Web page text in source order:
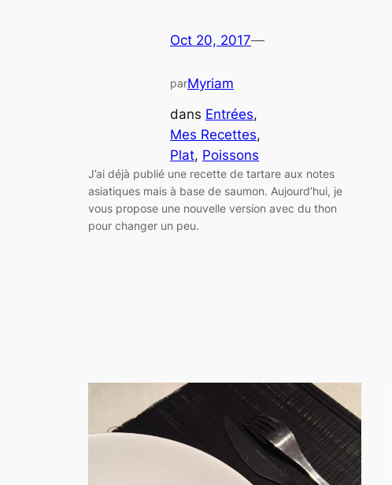
Oct 20, 2017—
parMyriam
dans Entrées
Mes Recettes
Plat, Poissons
J’ai déjà publié une recette de tartare aux notes
asiatiques mais à base de saumon. Aujourd’hui, je
vous propose une nouvelle version avec du thon
pour changer un peu.